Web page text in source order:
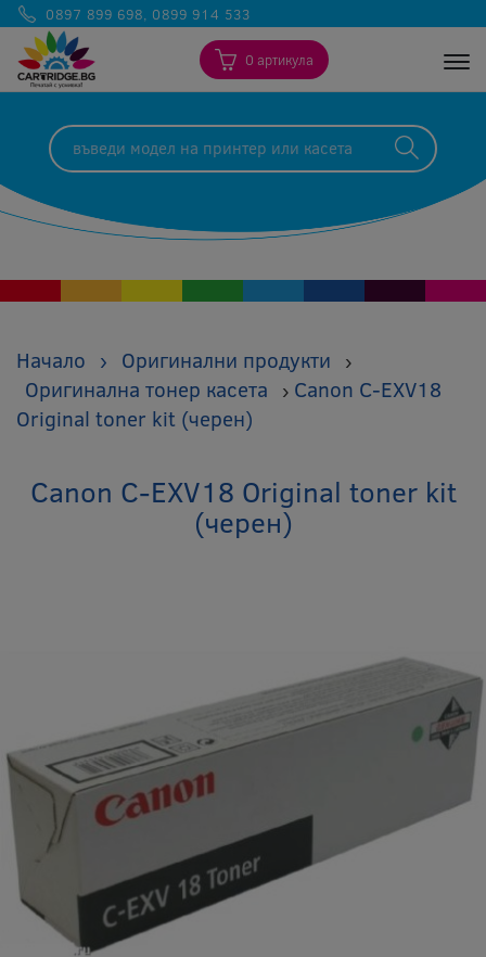
0897 899 698, 0899 914 533
0 артикула
Начало › Оригинални продукти ›
Оригинална тонер касета › Canon C-EXV18
Original toner kit (черен)
Canon C-EXV18 Original toner kit
(черен)